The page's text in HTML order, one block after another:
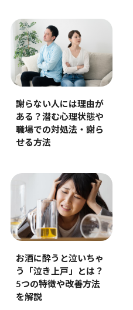
謝らない人には理由が
ある？潜む心理状態や
職場での対処法・謝ら
せる方法
お酒に酔うと泣いちゃ
う「泣き上戸」とは？
5つの特徴や改善方法
を解説